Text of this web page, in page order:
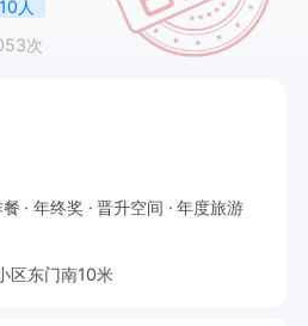
人
次
年终奖 晋升空间
年度旅游
区东门南10米